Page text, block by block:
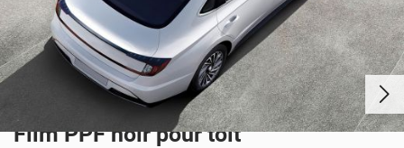
Film PPF noir pour toit